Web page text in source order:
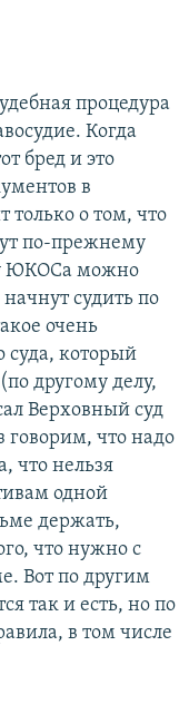
процедура
Когда
бред и это
в
только о том, что
по-прежнему
ЮКОСа можно
судить по
очень
суда, который
другому делу,
Верховный суд
говорим, что надо
что нельзя
одной
держать,
что нужно с
Вот по другим
так и есть, но по
в том числе